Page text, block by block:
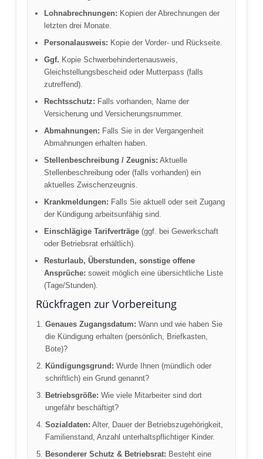
Lohnabrechnungen: Kopien der Abrechnungen der
letzten drei Monate.
Personalausweis: Kopie der Vorder- und Rückseite.
Ggf. Kopie Schwerbehindertenausweis,
Gleichstellungsbescheid oder Mutterpass (falls
zutreffend).
Rechtsschutz: Falls vorhanden, Name der
Versicherung und Versicherungsnummer.
Abmahnungen: Falls Sie in der Vergangenheit
Abmahnungen erhalten haben.
Stellenbeschreibung / Zeugnis: Aktuelle
Stellenbeschreibung oder (falls vorhanden) ein
aktuelles Zwischenzeugnis.
Krankmeldungen: Falls Sie aktuell oder seit Zugang
der Kündigung arbeitsunfähig sind.
Einschlägige Tarifverträge (ggf. bei Gewerkschaft
oder Betriebsrat erhältlich).
Resturlaub, Überstunden, sonstige offene
Ansprüche: soweit möglich eine übersichtliche Liste
(Tage/Stunden).
Rückfragen zur Vorbereitung
Genaues Zugangsdatum: Wann und wie haben Sie
die Kündigung erhalten (persönlich, Briefkasten,
Bote)?
Kündigungsgrund: Wurde Ihnen (mündlich oder
schriftlich) ein Grund genannt?
Betriebsgröße: Wie viele Mitarbeiter sind dort
ungefähr beschäftigt?
Sozialdaten: Alter, Dauer der Betriebszugehörigkeit,
Familienstand, Anzahl unterhaltspflichtiger Kinder.
Besonderer Schutz & Betriebsrat: Besteht eine